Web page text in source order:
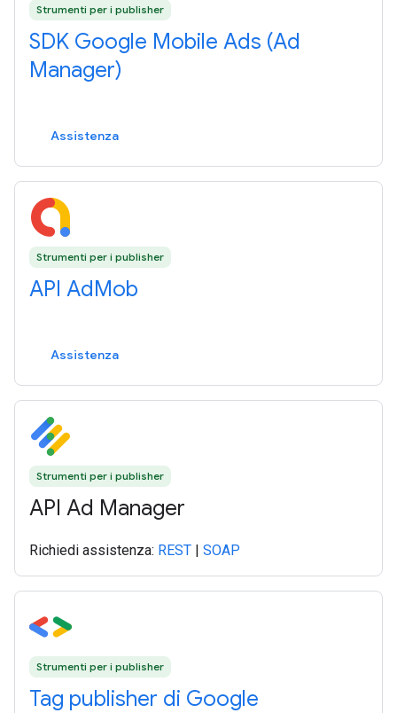
Strumenti per i publisher
SDK Google Mobile Ads (Ad
Manager)
Assistenza
Strumenti per i publisher
API AdMob
Assistenza
Strumenti per i publisher
API Ad Manager
Richiedi assistenza: REST | SOAP
Strumenti per i publisher
Tag publisher di Google